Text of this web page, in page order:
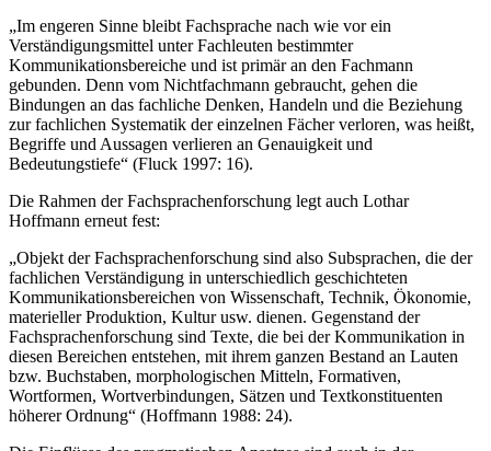
„Im engeren Sinne bleibt Fachsprache nach wie vor ein
Verständigungsmittel unter Fachleuten bestimmter
Kommunikationsbereiche und ist primär an den Fachmann
gebunden. Denn vom Nichtfachmann gebraucht, gehen die
Bindungen an das fachliche Denken, Handeln und die Beziehung
zur fachlichen Systematik der einzelnen Fächer verloren, was heißt,
Begriffe und Aussagen verlieren an Genauigkeit und
Die Rahmen der Fachsprachenforschung legt auch Lothar
„Objekt der Fachsprachenforschung sind also Subsprachen, die der
fachlichen Verständigung in unterschiedlich geschichteten
Kommunikationsbereichen von Wissenschaft, Technik, Ökonomie,
materieller Produktion, Kultur usw. dienen. Gegenstand der
Fachsprachenforschung sind Texte, die bei der Kommunikation in
diesen Bereichen entstehen, mit ihrem ganzen Bestand an Lauten
bzw. Buchstaben, morphologischen Mitteln, Formativen,
Wortformen, Wortverbindungen, Sätzen und Textkonstituenten